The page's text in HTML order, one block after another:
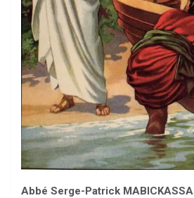
Abbé Serge-Patrick MABICKASSA